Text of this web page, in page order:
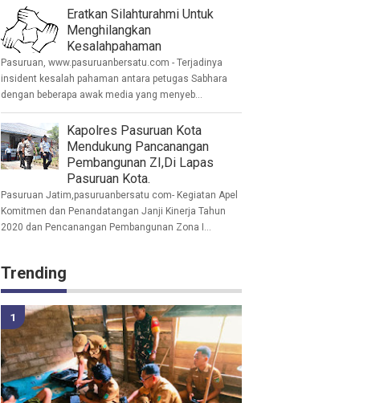
Eratkan Silahturahmi Untuk
Menghilangkan
Kesalahpahaman
Pasuruan, www.pasuruanbersatu.com - Terjadinya
insident kesalah pahaman antara petugas Sabhara
dengan beberapa awak media yang menyeb...
Kapolres Pasuruan Kota
Mendukung Pancanangan
Pembangunan ZI,Di Lapas
Pasuruan Kota.
Pasuruan Jatim,pasuruanbersatu com- Kegiatan Apel
Komitmen dan Penandatangan Janji Kinerja Tahun
2020 dan Pencanangan Pembangunan Zona I...
Trending